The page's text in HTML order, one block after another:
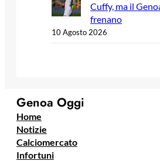
Cuffy, ma il
frenano
10 Agosto 2026
Genoa Oggi
Home
Notizie
Calciomercato
Infortuni